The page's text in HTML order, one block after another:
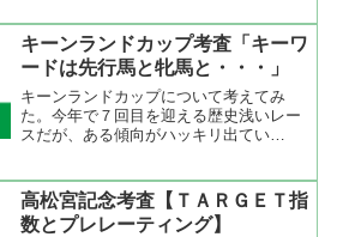
強の法則に掲載されている指数と同じ意
味です...
キーンランドカップ考査「キーワ
ードは先行馬と牝馬と・・・」
キーンランドカップについて考えてみ
た。今年で７回目を迎える歴史浅いレー
スだが、ある傾向がハッキリ出てい
ダンサー系が強い ・１点 前走は重賞
に出走 上記の事を踏まえて今年...
高松宮記念考査【ＴＡＲＧＥＴ指
数とプレレーティング】